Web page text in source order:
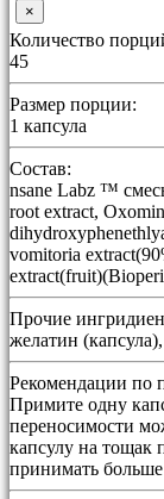
×
Количество
45
Размер порции:
1 капсула
Состав:
nsane Labz ™
root extract,
vomitoria
Прочие
желатин
Рекомендации по
Примите одну
переносимости
капсулу на тощак
принимать